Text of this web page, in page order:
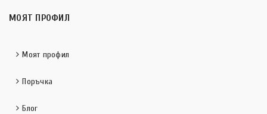
МОЯТ ПРОФИЛ
Моят профил
Поръчка
Блог